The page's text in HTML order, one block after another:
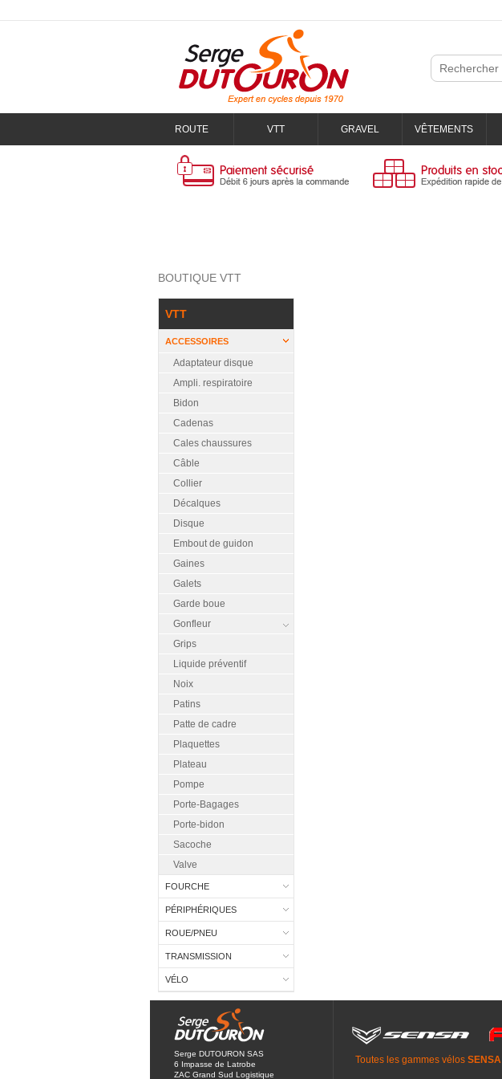
ROUTE VTT GRAVEL VÊTEMENTS
BOUTIQUE VTT
VTT
ACCESSOIRES
Adaptateur disque
Ampli. respiratoire
Bidon
Cadenas
Cales chaussures
Câble
Collier
Décalques
Disque
Embout de guidon
Gaines
Galets
Garde boue
Gonfleur
Grips
Liquide préventif
Noix
Patins
Patte de cadre
Plaquettes
Plateau
Pompe
Porte-Bagages
Porte-bidon
Sacoche
Valve
FOURCHE
PÉRIPHÉRIQUES
ROUE/PNEU
TRANSMISSION
VÉLO
Serge DUTOURON SAS
6 Impasse de Latrobe
ZAC Grand Sud Logistique
Toutes les gammes vélos SENSA